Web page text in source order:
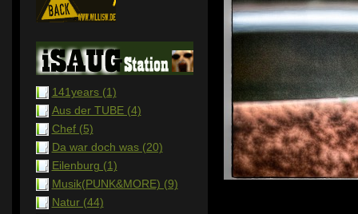
141years (1)
Aus der TUBE (4)
Chef (5)
Da war doch was (20)
Eilenburg (1)
Musik(PUNK&MORE) (9)
Natur (44)